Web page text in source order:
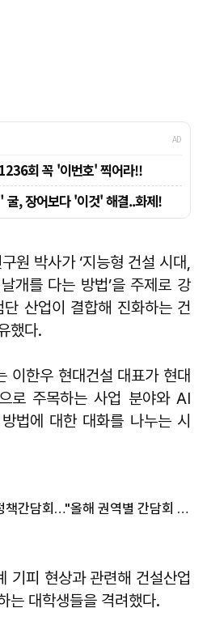
원 박사가 ‘지능형 건설 시대,
개를 다는 방법’을 주제로 강
산업이 결합해 진화하는 건
했다.
이한우 현대건설 대표가 현대
로 주목하는 사업 분야와 AI
법에 대한 대화를 나누는 시
건협, 충청권 회원사와 정책간담회…"올해 권역별 간담회 추진"
기피 현상과 관련해 건설산업
는 대학생들을 격려했다.